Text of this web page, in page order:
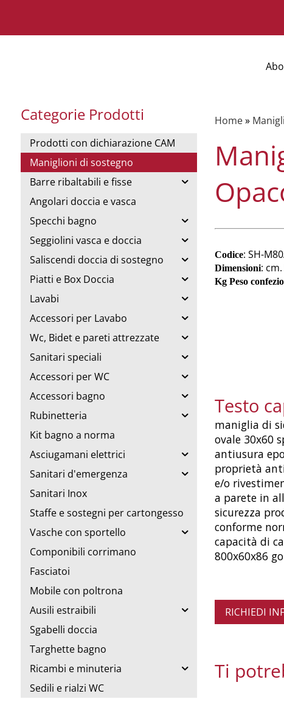
Categorie Prodotti
Prodotti con dichiarazione CAM
Maniglioni di sostegno
Barre ribaltabili e fisse
Angolari doccia e vasca
Specchi bagno
Seggiolini vasca e doccia
Saliscendi doccia di sostegno
Piatti e Box Doccia
Lavabi
Accessori per Lavabo
Wc, Bidet e pareti attrezzate
Sanitari speciali
Accessori per WC
Accessori bagno
Rubinetteria
Kit bagno a norma
Asciugamani elettrici
Sanitari d'emergenza
Sanitari Inox
Staffe e sostegni per cartongesso
Vasche con sportello
Componibili corrimano
Fasciatoi
Mobile con poltrona
Ausili estraibili
Sgabelli doccia
Targhette bagno
Ricambi e minuteria
Sedili e rialzi WC
Home»
Codice: SH-
Dimensioni:
Kg Peso
Testo
maniglia di
ovale 30x60
antiusura
proprietà
e/o
a parete in
sicurezza
conforme
capacità di
800x60x86
RICHIEDI
Ti